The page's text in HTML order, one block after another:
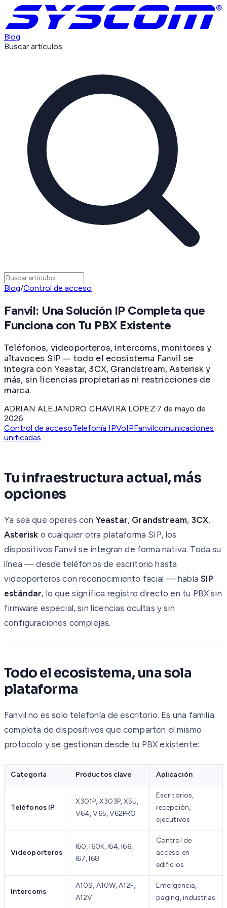
Blog
Buscar artículos
Blog/Control de acceso
Fanvil: Una Solución IP Completa que
Funciona con Tu PBX Existente
Teléfonos, videoporteros, intercoms, monitores y
altavoces SIP — todo el ecosistema Fanvil se
integra con Yeastar, 3CX, Grandstream, Asterisk y
más, sin licencias propietarias ni restricciones de
marca.
ADRIAN ALEJANDRO CHAVIRA LOPEZ·7 de mayo de
2026·
Control de accesoTelefonía IPVoIPFanvilcomunicaciones
unificadas
Tu infraestructura actual, más
opciones
Ya sea que operes con Yeastar, Grandstream, 3CX,
Asterisk o cualquier otra plataforma SIP, los
dispositivos Fanvil se integran de forma nativa. Toda su
línea — desde teléfonos de escritorio hasta
videoporteros con reconocimiento facial — hablaSIP
estándar, lo que significa registro directo en tu PBX sin
firmware especial, sin licencias ocultas y sin
configuraciones complejas.
Todo el ecosistema, una sola
plataforma
Fanvil no es solo telefonía de escritorio. Es una familia
completa de dispositivos que comparten el mismo
protocolo y se gestionan desde tu PBX existente:
Categoría Productos clave Aplicación
Teléfonos IP
X301P, X303P, X5U,
V64, V65, V62PRO
Escritorios,
recepción,
ejecutivos
Videoporteros
I60, I60K, I64, I66,
I67, I68
Control de
acceso en
edificios
Intercoms
A10S, A10W, A12F,
A12V
Emergencia,
paging, industrias